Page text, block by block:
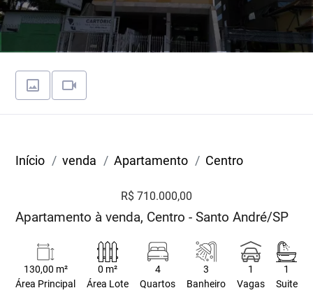
Início venda Apartamento Centro
R$ 710.000,00
Apartamento à venda, Centro - Santo André/SP
130,00 m²
Área Principal
0 m²
Área Lote
4
Quartos
3
Banheiro
1
Vagas
1
Suite